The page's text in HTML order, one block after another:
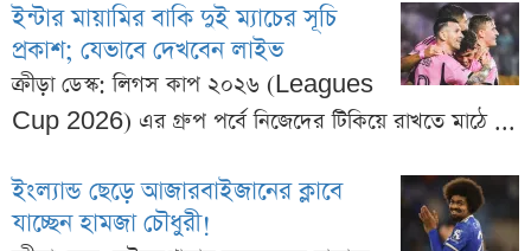
ইন্টার মায়ামির বাকি দুই ম্যাচের সূচি
প্রকাশ; যেভাবে দেখবেন লাইভ
ক্রীড়া ডেস্ক: লিগস কাপ ২০২৬ (Leagues
Cup 2026) এর গ্রুপ পর্বে নিজেদের টিকিয়ে রাখতে মাঠে ...
ইংল্যান্ড ছেড়ে আজারবাইজানের ক্লাবে
যাচ্ছেন হামজা চৌধুরী!